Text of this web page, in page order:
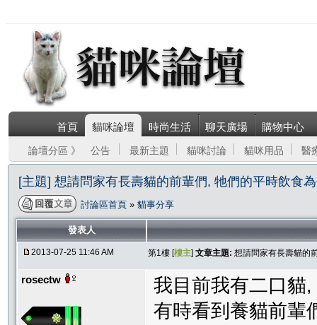
首頁 貓咪論壇 時尚生活 聊天廣場 購物中心
論壇分區 》 公告 最新主題 貓咪討論 貓咪用品 醫
[主題] 想請問家有長壽貓的前輩們, 牠們的平時飲食
討論區首頁 » 貓事分享
發表人
2013-07-25 11:46 AM 第1樓 [樓主] 文章主題: 想請問家有長壽貓的
rosectw
我目前我有二口貓
有時看到養貓前輩